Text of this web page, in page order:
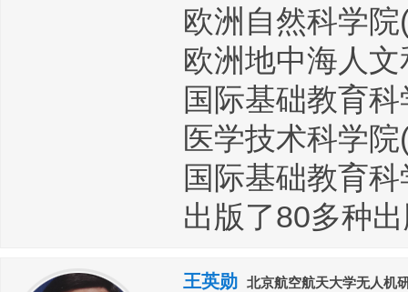
欧洲自然科学
欧洲地中海人
国际基础教育
医学技术科学
国际基础教育
出版了80多种
王英勋 北京航空航天大学无人机